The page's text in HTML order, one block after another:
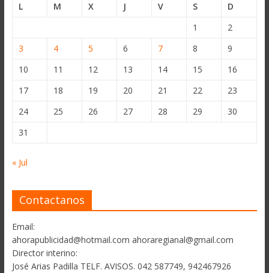
L
M X J V S
D
1
2
3
4 5 6 7 8
9
10
11 12 13 14 15
16
17
18 19 20 21 22
23
24
25 26 27 28 29
30
31
« Jul
Contactanos
Email:
ahorapublicidad@hotmail.com ahoraregianal@gmail.com
Director interino:
José Arias Padilla TELF. AVISOS. 042 587749, 942467926